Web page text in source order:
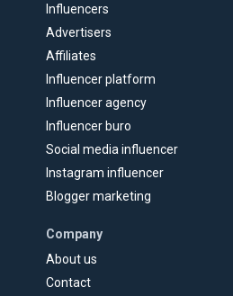
Influencers
Advertisers
Affiliates
Influencer platform
Influencer agency
Influencer buro
Social media influencer
Instagram influencer
Blogger marketing
Company
About us
Contact